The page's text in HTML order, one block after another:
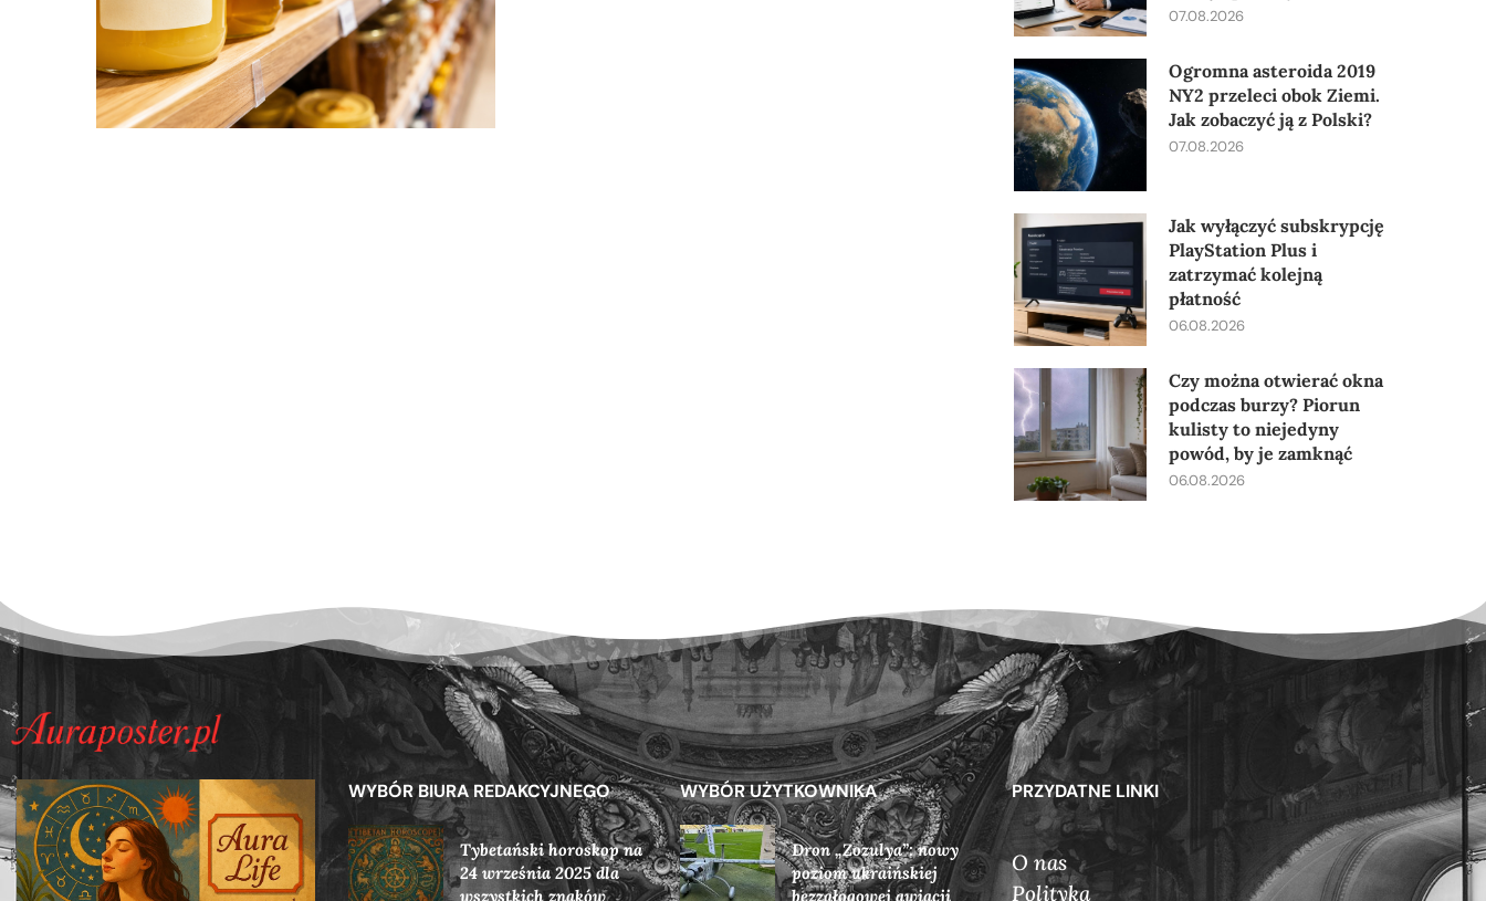
07.08.2026
Ogromna asteroida 2019
NY2 przeleci obok Ziemi.
Jak zobaczyć ją z Polski?
07.08.2026
Jak wyłączyć subskrypcję
PlayStation Plus i
zatrzymać kolejną
płatność
06.08.2026
Czy można otwierać okna
podczas burzy? Piorun
kulisty to niejedyny
powód, by je zamknąć
06.08.2026
WYBÓR BIURA REDAKCYJNEGO
Tybetański horoskop na
24 września 2025 dla
wszystkich znaków
WYBÓR UŻYTKOWNIKA
Dron „Zozulya”: nowy
poziom ukraińskiej
bezzałogowej awiacji
PRZYDATNE LINKI
O nas
Polityka